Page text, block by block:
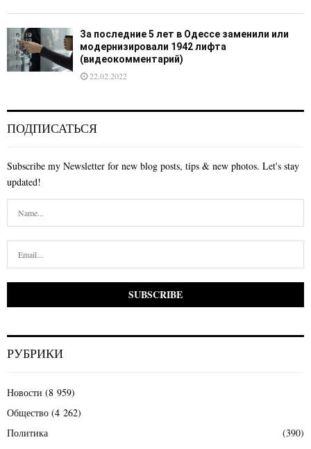
За последние 5 лет в Одессе заменили или
модернизировали 1942 лифта
(видеокомментарий)
22.02.2022
ПОДПИСАТЬСЯ
Subscribe my Newsletter for new blog posts, tips & new photos. Let's stay
updated!
РУБРИКИ
Новости (8 959)
Общество (4 262)
Политика
(390)